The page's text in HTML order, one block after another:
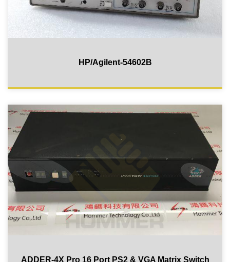
HP/Agilent-54602B
ADDER-4X Pro 16 Port PS2 & VGA Matrix Switch